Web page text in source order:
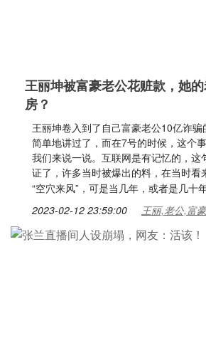
王丽坤被富豪老公花赃款，她
房？
王丽坤卷入到了自己富豪老公10亿诈
简单地讲过了，而在7号的时候，这个
我们来说一说。互联网是有记忆的，这
证了，许多当时被爆出的料，在当时看
“空穴来风”，可是当几年，或者是几十
2023-02-12 23:59:00 王丽,老公,富